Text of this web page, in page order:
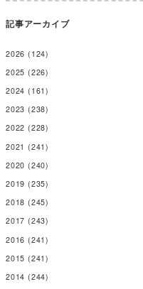
記事アーカイブ
2026 (124)
2025 (226)
2024 (161)
2023 (238)
2022 (228)
2021 (241)
2020 (240)
2019 (235)
2018 (245)
2017 (243)
2016 (241)
2015 (241)
2014 (244)